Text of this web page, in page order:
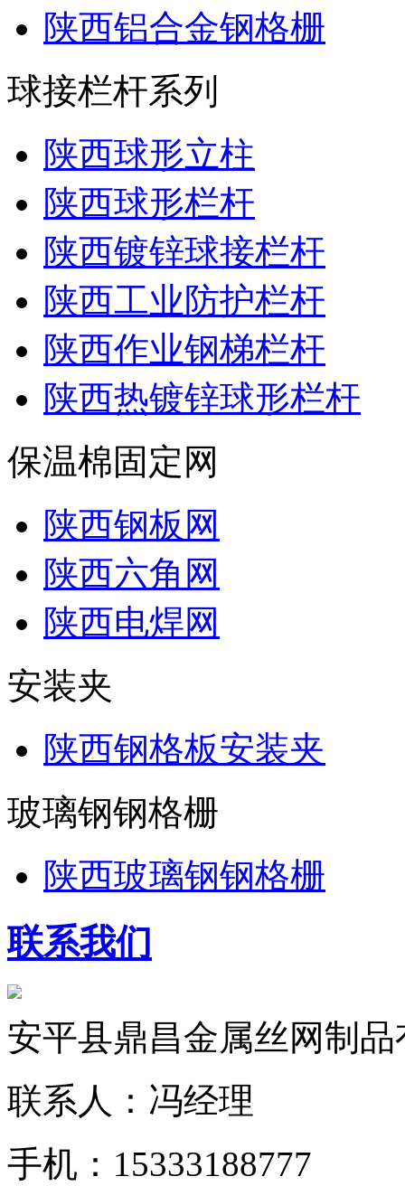
陕西铝合金钢格栅
球接栏杆系列
陕西球形立柱
陕西球形栏杆
陕西镀锌球接栏杆
陕西工业防护栏杆
陕西作业钢梯栏杆
陕西热镀锌球形栏杆
保温棉固定网
陕西钢板网
陕西六角网
陕西电焊网
安装夹
陕西钢格板安装夹
玻璃钢钢格栅
陕西玻璃钢钢格栅
联系我们
安平县鼎昌金属丝网制
联系人：冯经理
手机：15333188777